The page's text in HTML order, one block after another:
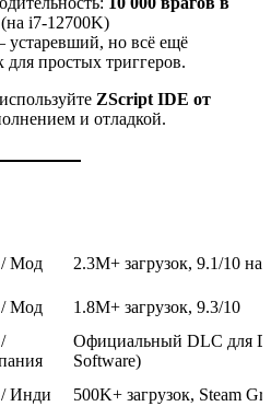
(на i7-12700K)
но всё ещё
простых триггеров.
ZScript IDE от
и отладкой.
/ Мод 2.3M+ загрузок, 9.1/10
/ Мод 1.8M+ загрузок, 9.3/10
Официальный DLC для
Software)
/ Инди 500K+ загрузок, Steam